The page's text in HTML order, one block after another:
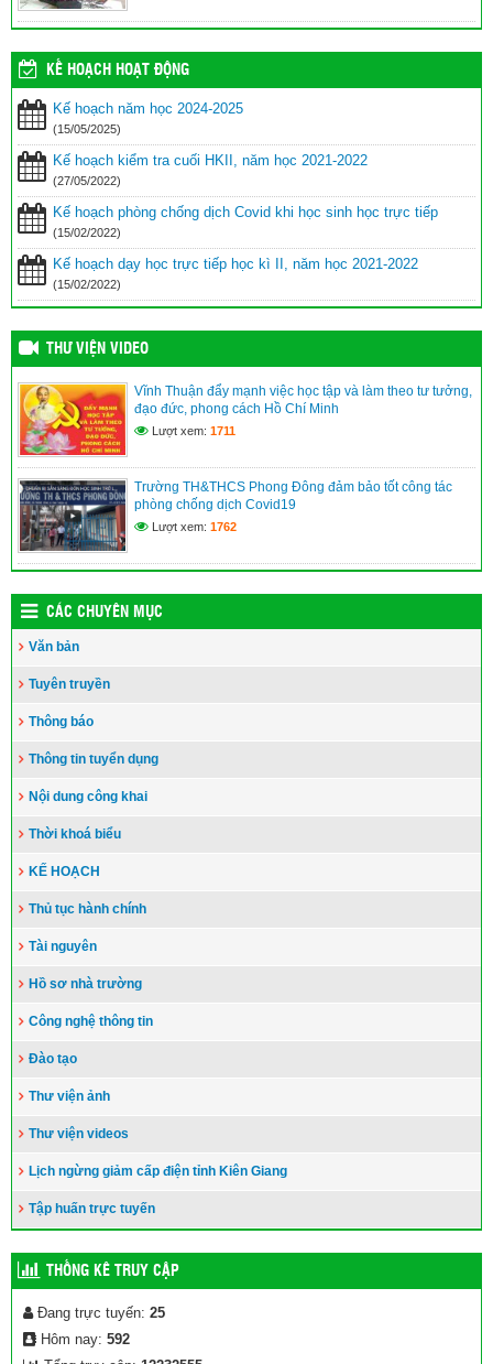
KẾ HOẠCH HOẠT ĐỘNG
Kế hoạch năm học 2024-2025
(15/05/2025)
Kế hoạch kiểm tra cuối HKII, năm học 2021-2022
(27/05/2022)
Kế hoạch phòng chống dịch Covid khi học sinh học trực tiếp
(15/02/2022)
Kế hoạch dạy học trực tiếp học kì II, năm học 2021-2022
(15/02/2022)
THƯ VIỆN VIDEO
Vĩnh Thuận đẩy mạnh việc học tập và làm theo tư tưởng,
đạo đức, phong cách Hồ Chí Minh
Lượt xem: 1711
Trường TH&THCS Phong Đông đảm bảo tốt công tác
phòng chống dịch Covid19
Lượt xem: 1762
CÁC CHUYÊN MỤC
Văn bản
Tuyên truyền
Thông báo
Thông tin tuyển dụng
Nội dung công khai
Thời khoá biểu
KẾ HOẠCH
Thủ tục hành chính
Tài nguyên
Hồ sơ nhà trường
Công nghệ thông tin
Đào tạo
Thư viện ảnh
Thư viện videos
Lịch ngừng giảm cấp điện tỉnh Kiên Giang
Tập huấn trực tuyến
THỐNG KÊ TRUY CẬP
Đang trực tuyến: 25
Hôm nay: 592